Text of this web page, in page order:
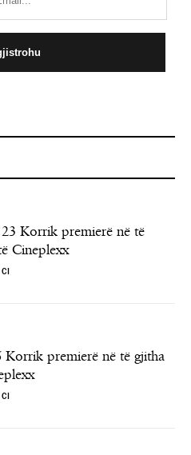
Korrik premierë në të
Cineplexx
Korrik premierë në të gjitha